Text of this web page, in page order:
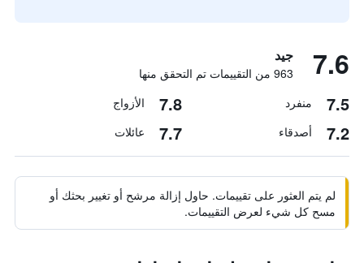
7.6 جيد
963 من التقييمات تم التحقق منها
7.5 منفرد 7.8 الأزواج
7.2 أصدقاء 7.7 عائلات
لم يتم العثور على تقييمات. حاول إزالة مرشح أو تغيير بحثك أو
مسح كل شيء لعرض التقييمات.